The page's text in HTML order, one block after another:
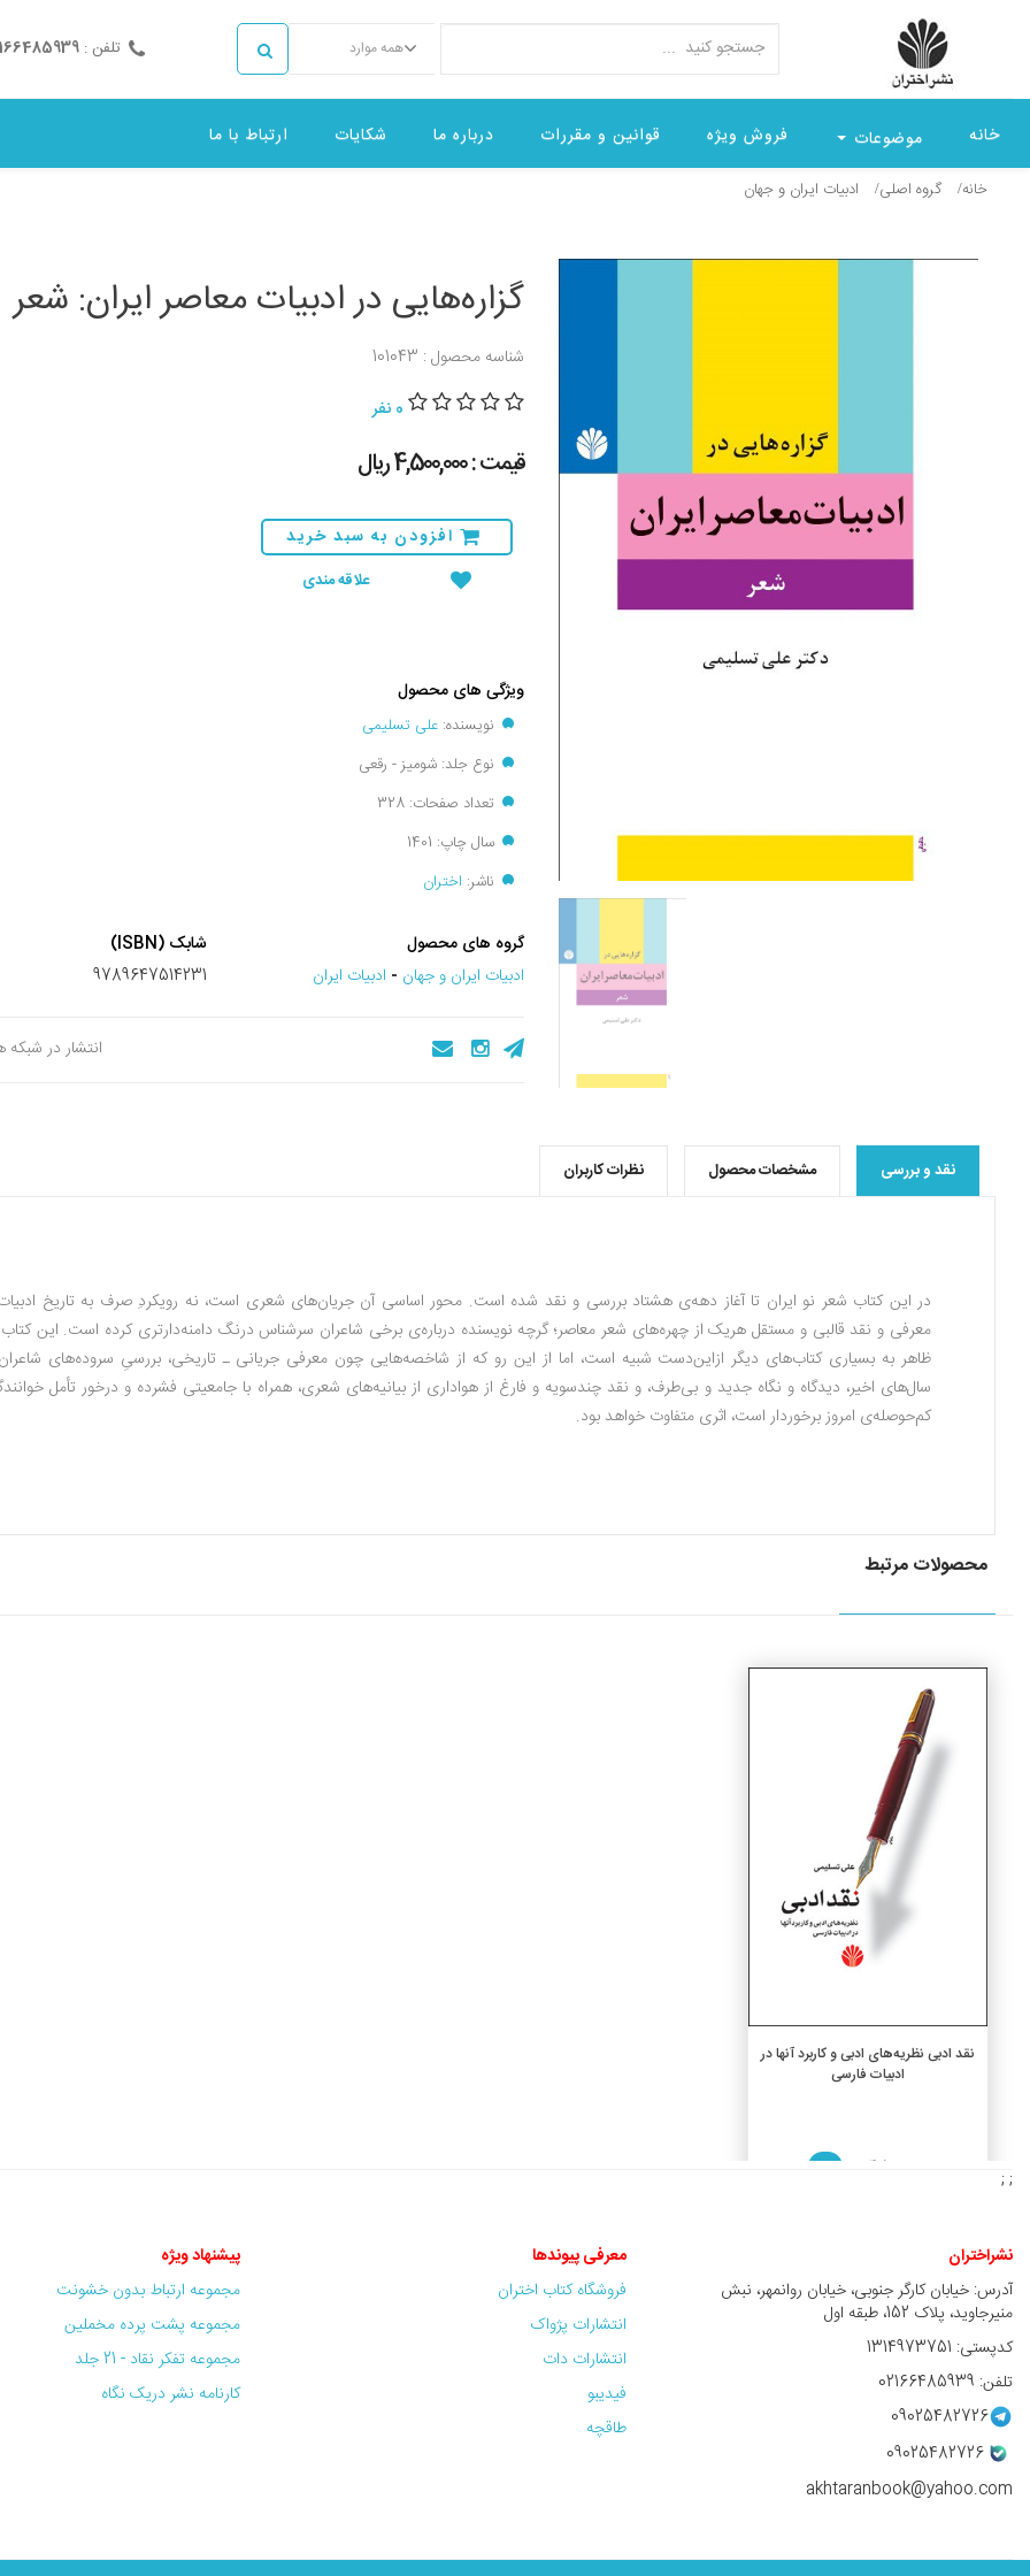
همه موارد تلفن :
خانه موضوعات فروش ویژه قوانین و مقررات درباره ما شکایات ارتباط با ما
خانه گروه اصلی ادبيات ايران و جهان
گزاره‌هایی در ادبیات معاصر ایران: شعر
شناسه محصول : 101043
0 نفر
قیمت : 4,500,000 ريال
افزودن به سبد خرید
علاقه مندی
ویژگی های محصول
نویسنده: علی تسلیمی
نوع جلد: شومیز - رقعی
تعداد صفحات: 328
سال چاپ: 1401
ناشر: اختران
گروه های محصول
ادبيات ايران و جهان - ادبیات ایران
شابک (ISBN)
9789647514231
انتشار در
نقد و بررسی مشخصات محصول نظرات کاربران
در این کتاب شعر نو ایران تا آغاز دهه‌ی هشتاد بررسی و نقد شده است. محور اساسی آن جریان‌های شعری است، نه رویکردِ صرف به تاریخ
معرفی و نقد قالبی و مستقل هریک از چهر‌ه‌های شعر معاصر؛ گرچه نویسنده درباره‌ی برخی شاعران سرشناس درنگ دامنه‌دارتری کرده است. این
ظاهر به بسیاری کتاب‌های دیگر ازاین‌دست شبیه است، اما از این رو که از شاخصه‌هایی چون معرفی جریانی ـ تاریخی، بررسیِ سروده‌های
سال‌های اخیر، دیدگاه و نگاه جدید و بی‌طرف، و نقد چندسویه و فارغ از هواداری از بیانیه‌های شعری، همراه با جامعیتی فشرده و درخور تأمل
کم‌حوصله‌ی امروز برخوردار است، اثری متفاوت خواهد بود.
محصولات مرتبط
افزودن به سبد خرید
نقد ادبی نظریه‌های ادبی و کاربرد آنها در
ادبیات فارسی
4,500,000 ريال
%10
; ;
نشراختران
آدرس: خیابان کارگر جنوبی، خیابان روانمهر، نبش
منیرجاوید، پلاک 152، طبقه اول
کدپستی: 1314973751
تلفن: 02166485939
09025482726
09025482726
akhtaranbook@yahoo.com
معرفی پیوندها
فروشگاه کتاب اختران
انتشارات پژواک
انتشارات دات
فیدیبو
طاقچه
پیشنهاد ویژه
مجموعه ارتباط بدون خشونت
مجموعه پشت پرده مخملین
مجموعه تفکر نقاد - 21 جلد
کارنامه نشر دریک نگاه